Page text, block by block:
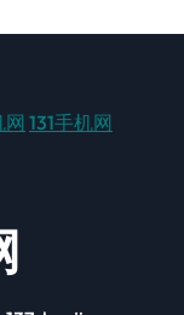
网 131手机网